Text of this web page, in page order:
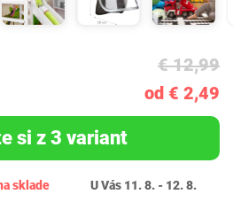
€ 12,99
od € 2,49
si z 3 variant
sklade
U Vás 11. 8. - 12. 8.